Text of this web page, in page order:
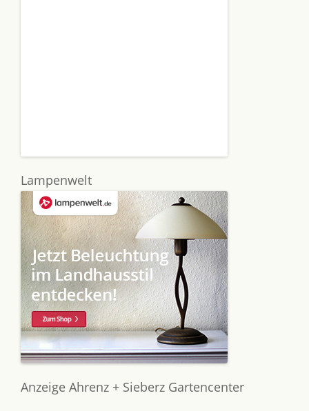
Lampenwelt
Anzeige Ahrenz + Sieberz Gartencenter